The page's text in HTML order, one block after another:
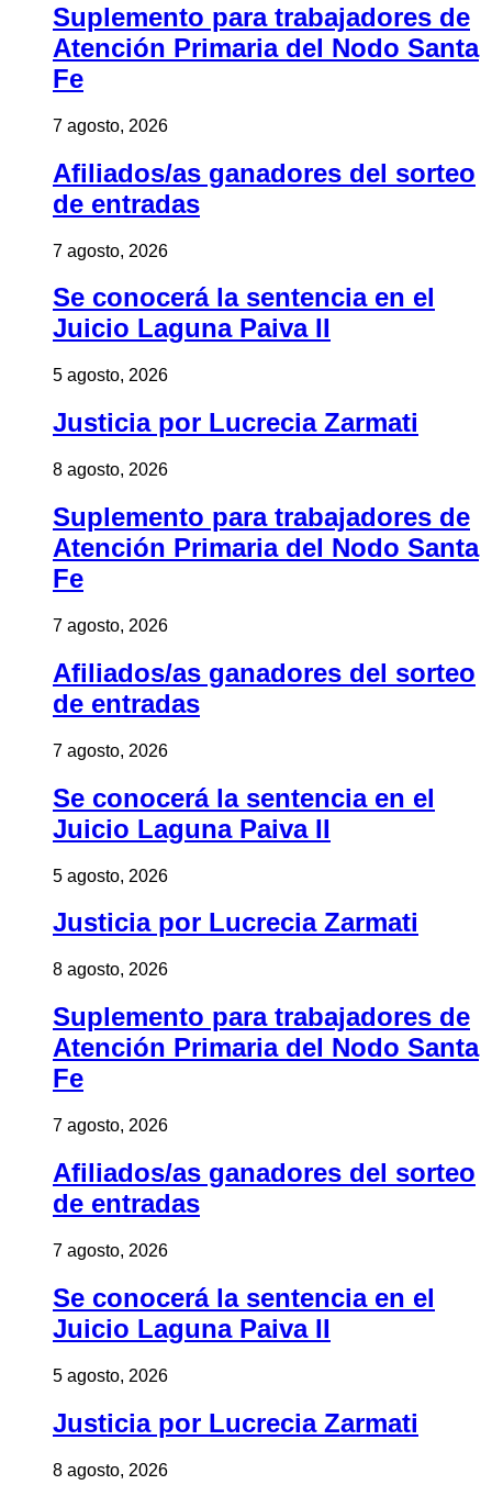
Suplemento para trabajadores de
Atención Primaria del Nodo Santa
Fe
7 agosto, 2026
Afiliados/as ganadores del sorteo
de entradas
7 agosto, 2026
Se conocerá la sentencia en el
Juicio Laguna Paiva II
5 agosto, 2026
Justicia por Lucrecia Zarmati
8 agosto, 2026
Suplemento para trabajadores de
Atención Primaria del Nodo Santa
Fe
7 agosto, 2026
Afiliados/as ganadores del sorteo
de entradas
7 agosto, 2026
Se conocerá la sentencia en el
Juicio Laguna Paiva II
5 agosto, 2026
Justicia por Lucrecia Zarmati
8 agosto, 2026
Suplemento para trabajadores de
Atención Primaria del Nodo Santa
Fe
7 agosto, 2026
Afiliados/as ganadores del sorteo
de entradas
7 agosto, 2026
Se conocerá la sentencia en el
Juicio Laguna Paiva II
5 agosto, 2026
Justicia por Lucrecia Zarmati
8 agosto, 2026